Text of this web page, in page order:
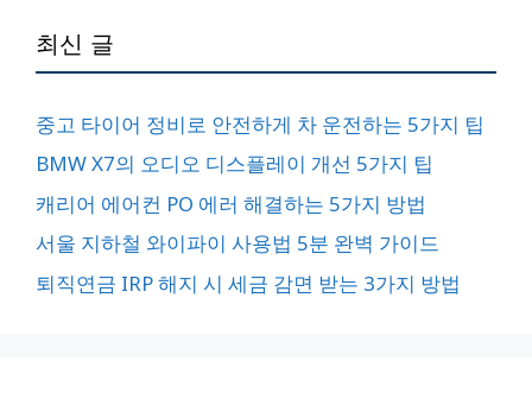
최신 글
중고 타이어 정비로 안전하게 차 운전하는 5가지 팁
BMW X7의 오디오 디스플레이 개선 5가지 팁
캐리어 에어컨 PO 에러 해결하는 5가지 방법
서울 지하철 와이파이 사용법 5분 완벽 가이드
퇴직연금 IRP 해지 시 세금 감면 받는 3가지 방법